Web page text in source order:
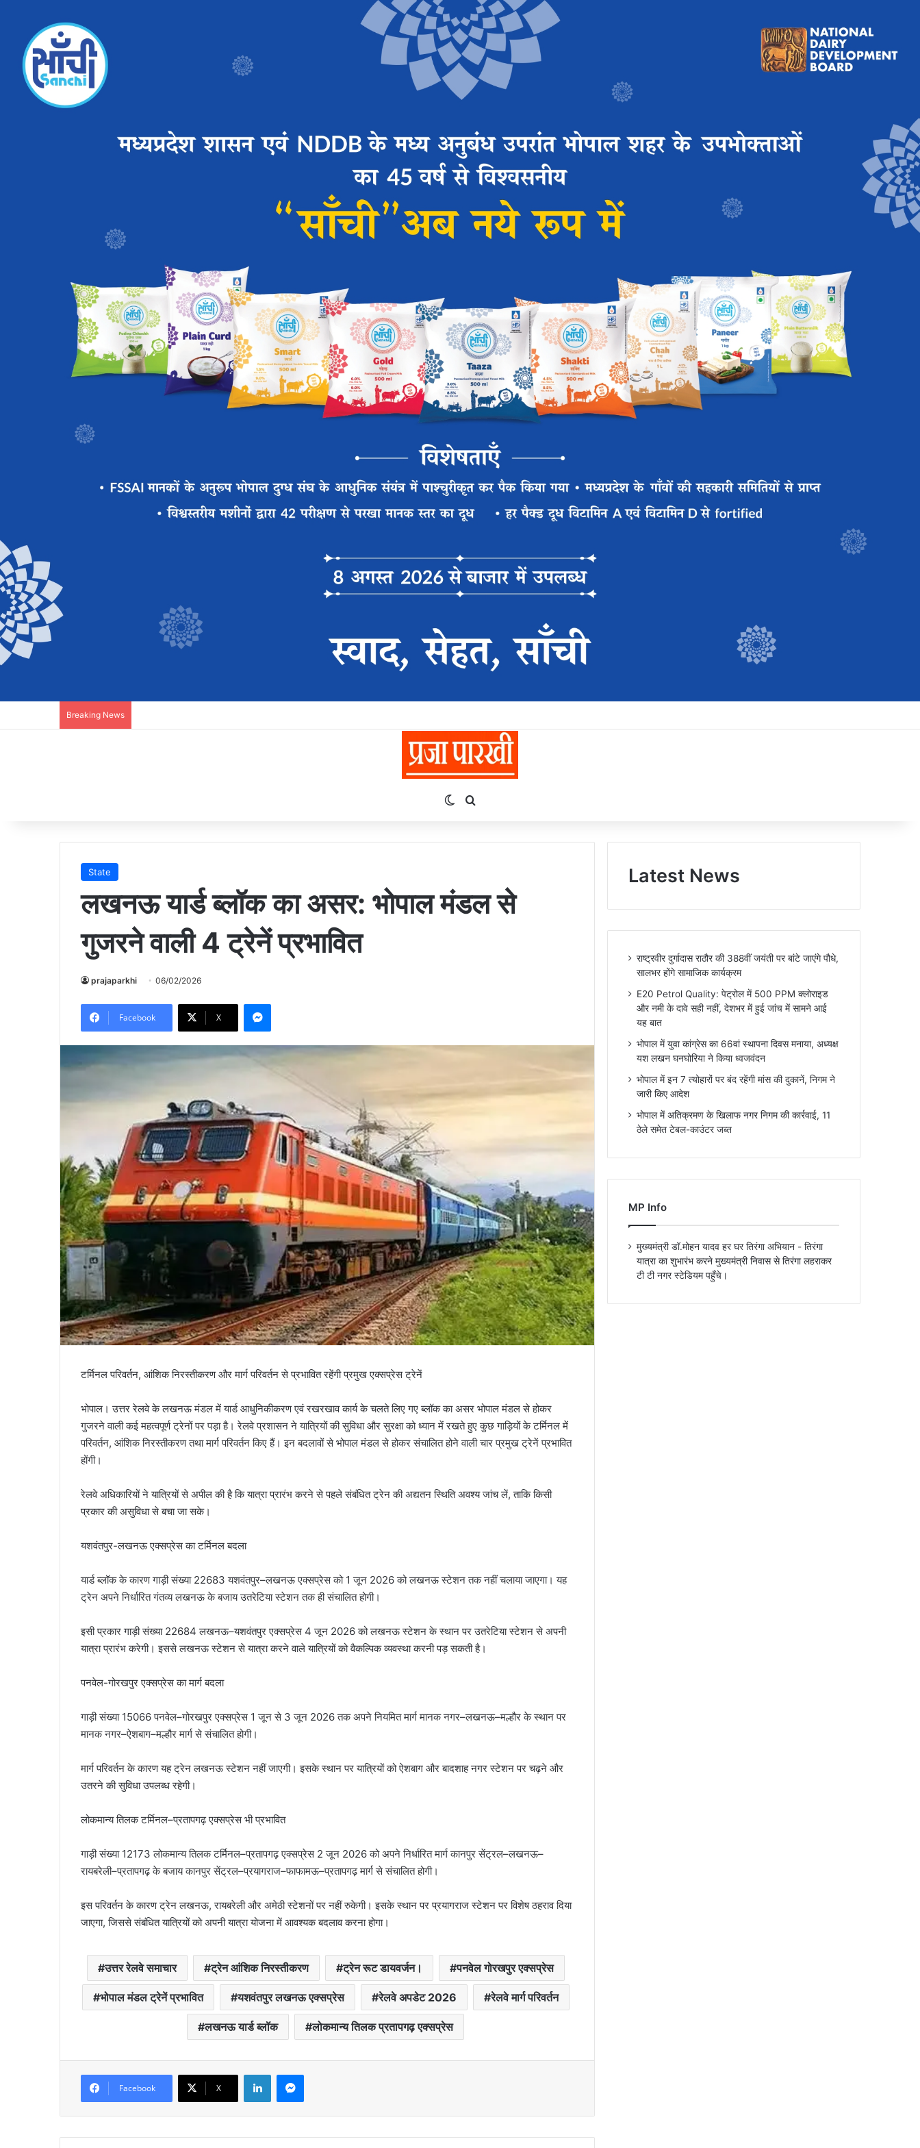
Breaking News
Switch skin
Search for
State
लखनऊ यार्ड ब्लॉक का असर: भोपाल मंडल से
गुजरने वाली 4 ट्रेनें प्रभावित
prajaparkhi 06/02/2026
Facebook X
Messenger
टर्मिनल परिवर्तन, आंशिक निरस्तीकरण और मार्ग परिवर्तन से प्रभावित रहेंगी प्रमुख एक्सप्रेस ट्रेनें
भोपाल। उत्तर रेलवे के लखनऊ मंडल में यार्ड आधुनिकीकरण एवं रखरखाव कार्य के चलते लिए गए ब्लॉक का असर भोपाल मंडल से होकर
गुजरने वाली कई महत्वपूर्ण ट्रेनों पर पड़ा है। रेलवे प्रशासन ने यात्रियों की सुविधा और सुरक्षा को ध्यान में रखते हुए कुछ गाड़ियों के टर्मिनल में
परिवर्तन, आंशिक निरस्तीकरण तथा मार्ग परिवर्तन किए हैं। इन बदलावों से भोपाल मंडल से होकर संचालित होने वाली चार प्रमुख ट्रेनें प्रभावित
होंगी।
रेलवे अधिकारियों ने यात्रियों से अपील की है कि यात्रा प्रारंभ करने से पहले संबंधित ट्रेन की अद्यतन स्थिति अवश्य जांच लें, ताकि किसी
प्रकार की असुविधा से बचा जा सके।
यशवंतपुर-लखनऊ एक्सप्रेस का टर्मिनल बदला
यार्ड ब्लॉक के कारण गाड़ी संख्या 22683 यशवंतपुर–लखनऊ एक्सप्रेस को 1 जून 2026 को लखनऊ स्टेशन तक नहीं चलाया जाएगा। यह
ट्रेन अपने निर्धारित गंतव्य लखनऊ के बजाय उतरेटिया स्टेशन तक ही संचालित होगी।
इसी प्रकार गाड़ी संख्या 22684 लखनऊ–यशवंतपुर एक्सप्रेस 4 जून 2026 को लखनऊ स्टेशन के स्थान पर उतरेटिया स्टेशन से अपनी
यात्रा प्रारंभ करेगी। इससे लखनऊ स्टेशन से यात्रा करने वाले यात्रियों को वैकल्पिक व्यवस्था करनी पड़ सकती है।
पनवेल-गोरखपुर एक्सप्रेस का मार्ग बदला
गाड़ी संख्या 15066 पनवेल–गोरखपुर एक्सप्रेस 1 जून से 3 जून 2026 तक अपने नियमित मार्ग मानक नगर–लखनऊ–मल्हौर के स्थान पर
मानक नगर–ऐशबाग–मल्हौर मार्ग से संचालित होगी।
मार्ग परिवर्तन के कारण यह ट्रेन लखनऊ स्टेशन नहीं जाएगी। इसके स्थान पर यात्रियों को ऐशबाग और बादशाह नगर स्टेशन पर चढ़ने और
उतरने की सुविधा उपलब्ध रहेगी।
लोकमान्य तिलक टर्मिनल–प्रतापगढ़ एक्सप्रेस भी प्रभावित
गाड़ी संख्या 12173 लोकमान्य तिलक टर्मिनल–प्रतापगढ़ एक्सप्रेस 2 जून 2026 को अपने निर्धारित मार्ग कानपुर सेंट्रल–लखनऊ–
रायबरेली–प्रतापगढ़ के बजाय कानपुर सेंट्रल–प्रयागराज–फाफामऊ–प्रतापगढ़ मार्ग से संचालित होगी।
इस परिवर्तन के कारण ट्रेन लखनऊ, रायबरेली और अमेठी स्टेशनों पर नहीं रुकेगी। इसके स्थान पर प्रयागराज स्टेशन पर विशेष ठहराव दिया
जाएगा, जिससे संबंधित यात्रियों को अपनी यात्रा योजना में आवश्यक बदलाव करना होगा।
उत्तर रेलवे समाचार ट्रेन आंशिक निरस्तीकरण ट्रेन रूट डायवर्जन। पनवेल गोरखपुर एक्सप्रेस
भोपाल मंडल ट्रेनें प्रभावित यशवंतपुर लखनऊ एक्सप्रेस रेलवे अपडेट 2026 रेलवे मार्ग परिवर्तन
लखनऊ यार्ड ब्लॉक लोकमान्य तिलक प्रतापगढ़ एक्सप्रेस
Facebook X
LinkedInMessenger
Latest News
राष्ट्रवीर दुर्गादास राठौर की 388वीं जयंती पर बांटे जाएंगे पौधे,
सालभर होंगे सामाजिक कार्यक्रम
E20 Petrol Quality: पेट्रोल में 500 PPM क्लोराइड
और नमी के दावे सही नहीं, देशभर में हुई जांच में सामने आई
यह बात
भोपाल में युवा कांग्रेस का 66वां स्थापना दिवस मनाया, अध्यक्ष
यश लखन घनघोरिया ने किया ध्वजवंदन
भोपाल में इन 7 त्योहारों पर बंद रहेंगी मांस की दुकानें, निगम ने
जारी किए आदेश
भोपाल में अतिक्रमण के खिलाफ नगर निगम की कार्रवाई, 11
ठेले समेत टेबल-काउंटर जब्त
MP Info
मुख्यमंत्री डॉ.मोहन यादव हर घर तिरंगा अभियान - तिरंगा
यात्रा का शुभारंभ करने मुख्यमंत्री निवास से तिरंगा लहराकर
टी टी नगर स्टेडियम पहुँचे।